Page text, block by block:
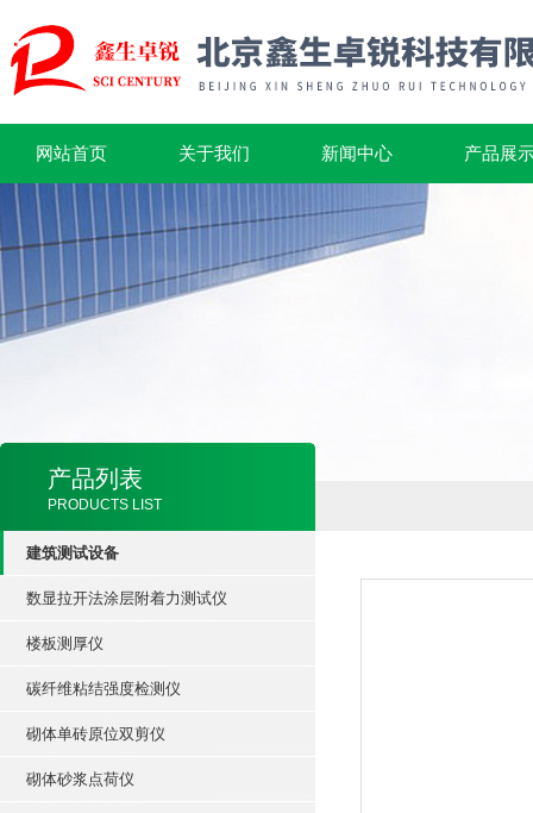
网站首页 关于我们 新闻中心 产品展
产品列表
PRODUCTS LIST
建筑测试设备
数显拉开法涂层附着力测试仪
楼板测厚仪
碳纤维粘结强度检测仪
砌体单砖原位双剪仪
砌体砂浆点荷仪